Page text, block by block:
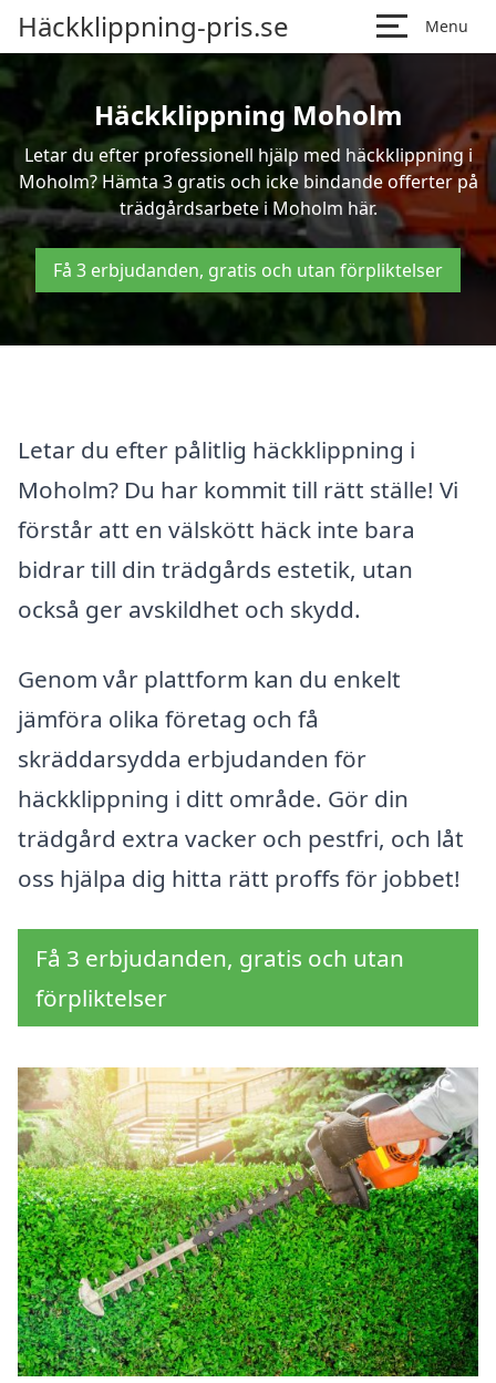
Häckklippning-pris.se Menu
Häckklippning Moholm
Letar du efter professionell hjälp med häckklippning i
Moholm? Hämta 3 gratis och icke bindande offerter på
trädgårdsarbete i Moholm här.
Få 3 erbjudanden, gratis och utan förpliktelser
Letar du efter pålitlig häckklippning i
Moholm? Du har kommit till rätt ställe! Vi
förstår att en välskött häck inte bara
bidrar till din trädgårds estetik, utan
också ger avskildhet och skydd.
Genom vår plattform kan du enkelt
jämföra olika företag och få
skräddarsydda erbjudanden för
häckklippning i ditt område. Gör din
trädgård extra vacker och pestfri, och låt
oss hjälpa dig hitta rätt proffs för jobbet!
Få 3 erbjudanden, gratis och utan
förpliktelser